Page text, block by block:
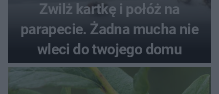
Zwilż kartkę i połóż na
parapecie. Żadna mucha nie
wleci do twojego domu